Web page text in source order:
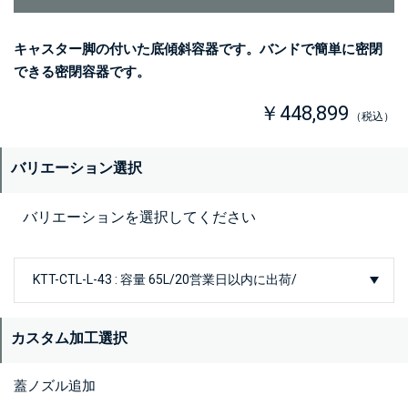
キャスター脚の付いた底傾斜容器です。バンドで簡単に密閉
できる密閉容器です。
￥448,899 （税込）
バリエーション選択
バリエーションを選択してください
カスタム加工選択
蓋ノズル追加